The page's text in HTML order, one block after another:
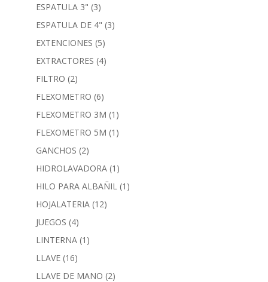
ESPATULA 3" (3)
ESPATULA DE 4" (3)
EXTENCIONES (5)
EXTRACTORES (4)
FILTRO (2)
FLEXOMETRO (6)
FLEXOMETRO 3M (1)
FLEXOMETRO 5M (1)
GANCHOS (2)
HIDROLAVADORA (1)
HILO PARA ALBAÑIL (1)
HOJALATERIA (12)
JUEGOS (4)
LINTERNA (1)
LLAVE (16)
LLAVE DE MANO (2)